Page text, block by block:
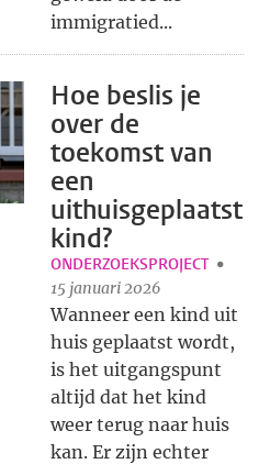
immigratied...
Hoe beslis je
over de
toekomst van
een
uithuisgeplaatst
kind?
ONDERZOEKSPROJECT
15 januari 2026
Wanneer een kind uit
huis geplaatst wordt,
is het uitgangspunt
altijd dat het kind
weer terug naar huis
kan. Er zijn echter